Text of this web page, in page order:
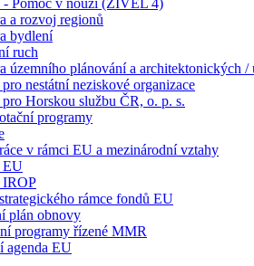
a rozvoj regionů
bydlení
ruch
územního plánování a architektonických /
nestátní neziskové organizace
Horskou službu ČR, o. p. s.
programy
v rámci EU a mezinárodní vztahy
EU
IROP
rámce fondů EU
plán obnovy
programy řízené MMR
agenda EU